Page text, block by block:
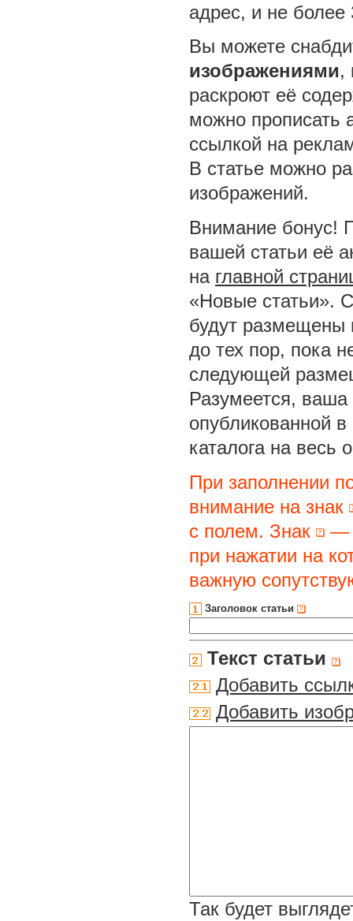
адрес, и не более
Вы можете
изображениями,
раскроют её
можно прописать
ссылкой на
В статье можно
изображений.
Внимание бонус!
вашей статьи её
на главной
«Новые статьи».
будут размещены
до тех пор, пока
следующей
Разумеется, ваша
опубликованной
каталога на весь
При заполнении
внимание на знак
с полем. Знак
—
при нажатии на
важную
Заголовок статьи
Текст статьи
Добавить
Добавить
Так будет